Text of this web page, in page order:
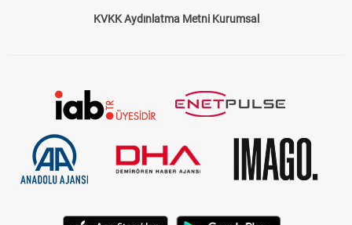
KVKK Aydınlatma Metni Kurumsal